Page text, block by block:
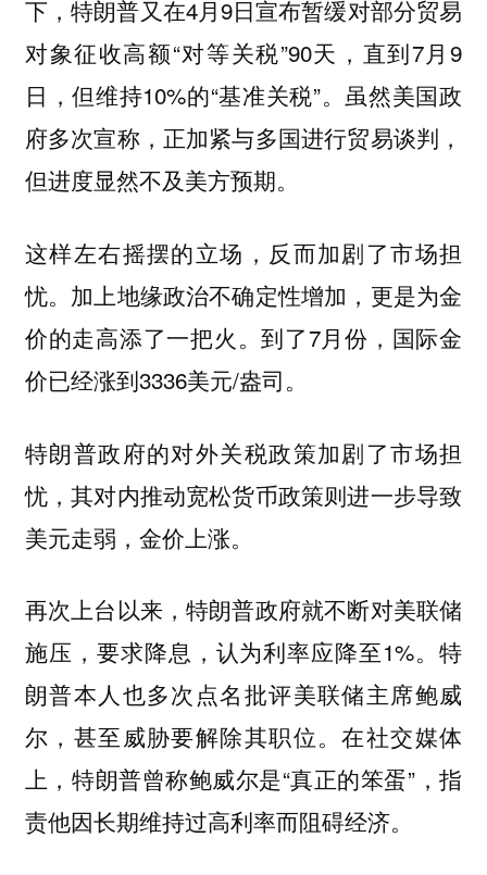
下，特朗普又在4月9日宣布暂缓对部分贸易
对象征收高额“对等关税”90天，直到7月9
日，但维持10%的“基准关税”。虽然美国政
府多次宣称，正加紧与多国进行贸易谈判，
但进度显然不及美方预期。
这样左右摇摆的立场，反而加剧了市场担
忧。加上地缘政治不确定性增加，更是为金
价的走高添了一把火。到了7月份，国际金
价已经涨到3336美元/盎司。
特朗普政府的对外关税政策加剧了市场担
忧，其对内推动宽松货币政策则进一步导致
美元走弱，金价上涨。
再次上台以来，特朗普政府就不断对美联储
施压，要求降息，认为利率应降至1%。特
朗普本人也多次点名批评美联储主席鲍威
尔，甚至威胁要解除其职位。在社交媒体
上，特朗普曾称鲍威尔是“真正的笨蛋”，指
责他因长期维持过高利率而阻碍经济。